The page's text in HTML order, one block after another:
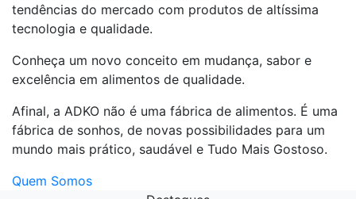
tendências do mercado com produtos de altíssima
tecnologia e qualidade.
Conheça um novo conceito em mudança, sabor e
excelência em alimentos de qualidade.
Afinal, a ADKO não é uma fábrica de alimentos. É uma
fábrica de sonhos, de novas possibilidades para um
mundo mais prático, saudável e Tudo Mais Gostoso.
Quem Somos